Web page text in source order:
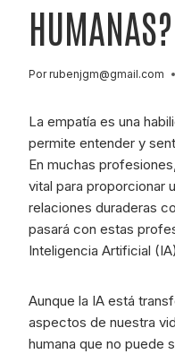
HUMANAS?
Por rubenjgm@gmail.com
La empatía es una
permite entender y
En muchas
vital para proporcionar
relaciones duraderas
pasará con estas
Inteligencia Artificial
Aunque la IA está
aspectos de nuestra
humana que no puede